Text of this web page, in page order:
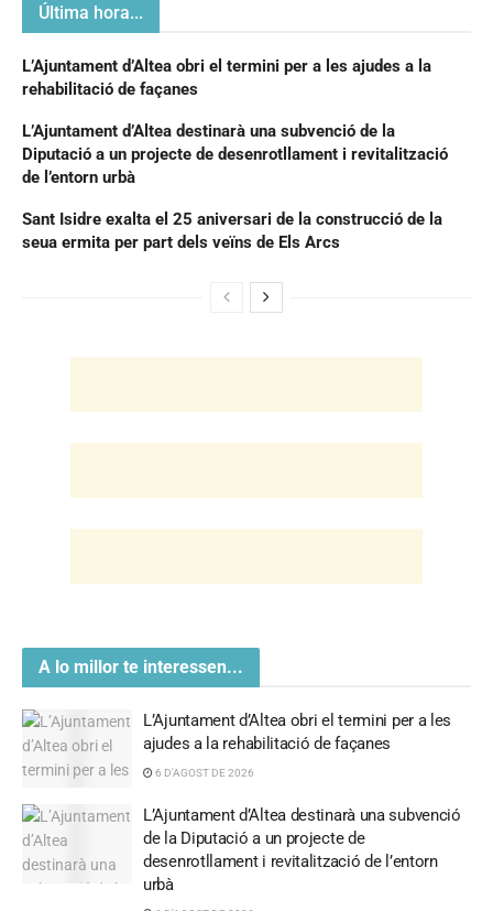
Última hora...
L’Ajuntament d’Altea obri el termini per a les ajudes a la
rehabilitació de façanes
L’Ajuntament d’Altea destinarà una subvenció de la
Diputació a un projecte de desenrotllament i revitalització
de l’entorn urbà
Sant Isidre exalta el 25 aniversari de la construcció de la
seua ermita per part dels veïns de Els Arcs
A lo millor te interessen...
L’Ajuntament d’Altea obri el termini per a les
ajudes a la rehabilitació de façanes
6 D'AGOST DE 2026
L’Ajuntament d’Altea destinarà una subvenció
de la Diputació a un projecte de
desenrotllament i revitalització de l’entorn
urbà